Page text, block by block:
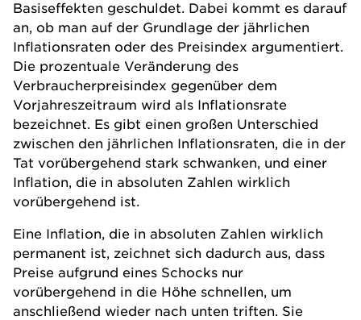
Basiseffekten geschuldet. Dabei kommt es darauf
an, ob man auf der Grundlage der jährlichen
Inflationsraten oder des Preisindex argumentiert.
Die prozentuale Veränderung des
Verbraucherpreisindex gegenüber dem
Vorjahreszeitraum wird als Inflationsrate
bezeichnet. Es gibt einen großen Unterschied
zwischen den jährlichen Inflationsraten, die in der
Tat vorübergehend stark schwanken, und einer
Inflation, die in absoluten Zahlen wirklich
vorübergehend ist.
Eine Inflation, die in absoluten Zahlen wirklich
permanent ist, zeichnet sich dadurch aus, dass
Preise aufgrund eines Schocks nur
vorübergehend in die Höhe schnellen, um
anschließend wieder nach unten triften. Sie